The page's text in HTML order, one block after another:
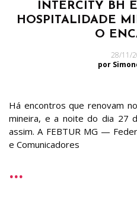
INTERCITY BH
HOSPITALIDADE
O
28/11/
por
Há encontros que renovam
mineira, e a noite do dia 27
assim. A FEBTUR MG —
e Comunicadores